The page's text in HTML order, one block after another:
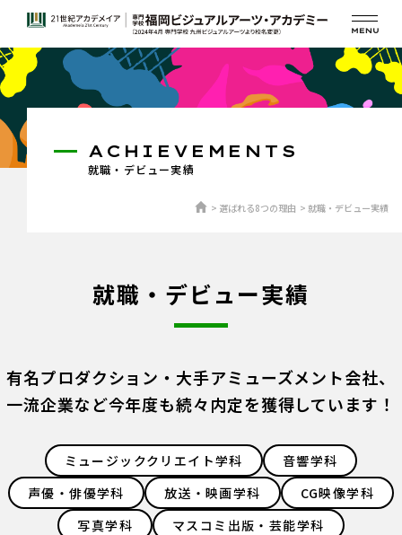
就職・デビュー実績
ACHIEVEMENTS
選ばれる8つの理由 就職・デビュー実績
就職・デビュー実績
有名プロダクション・大手アミューズメント会社、
一流企業など今年度も続々内定を獲得しています！
ミュージッククリエイト学科
音響学科
声優・俳優学科
放送・映画学科
CG映像学科
写真学科
マスコミ出版・芸能学科